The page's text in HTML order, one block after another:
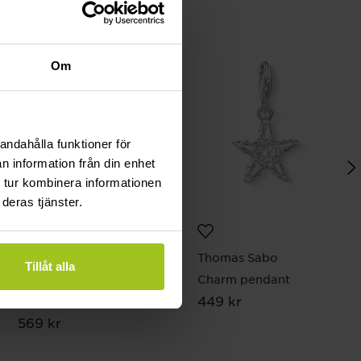
Om
funktioner för
information från din enhet
kombinera informationen
tjänster.
Tillåt alla
Pris:569 kr
569 kr
Thomas Sabo
Charm pendant
Pris:449 kr
449 kr